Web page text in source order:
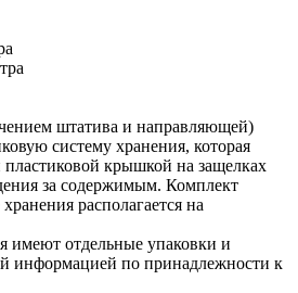
штатива и направляющей)
систему хранения, которая
пластиковой крышкой на защелках
за содержимым. Комплект
располагается на
имеют отдельные упаковки и
информацией по принадлежности к